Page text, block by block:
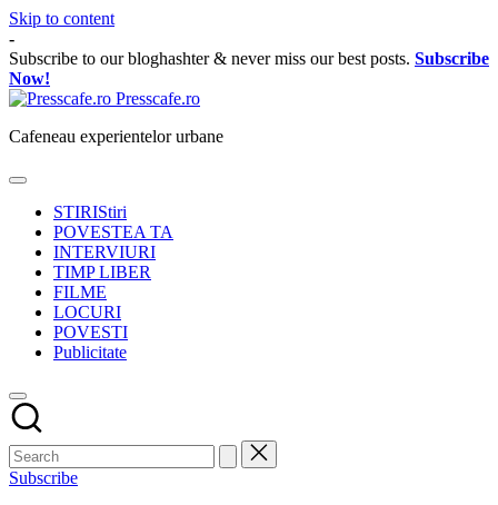
Skip to content
-
Subscribe to our bloghashter & never miss our best posts. Subscribe
Now!
Presscafe.ro
Cafeneau experientelor urbane
STIRIStiri
POVESTEA TA
INTERVIURI
TIMP LIBER
FILME
LOCURI
POVESTI
Publicitate
Subscribe